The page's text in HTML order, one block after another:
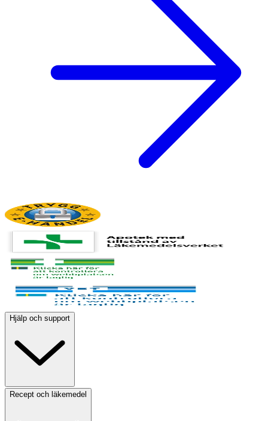
Hjälp och support
Recept och läkemedel